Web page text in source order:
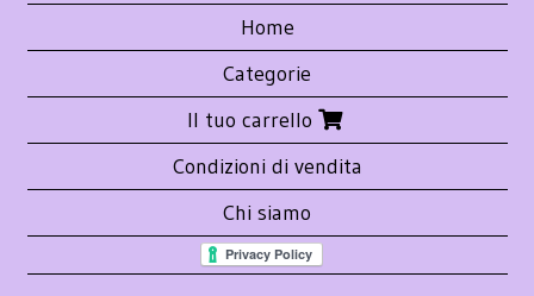
Home
Categorie
Il tuo carrello
Condizioni di vendita
Chi siamo